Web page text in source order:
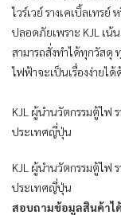
ไวร์เวย์ รางเคเบิ้ลเทรย์
ปลอดภัยเพราะ KJL เน้
สามารถสั่งทำได้ทุกวัสดุ
ไฟฟ้าจะเป็นเรื่องง่ายได้
KJL ผู้นำนวัตกรรมตู้ไฟ
ประเทศญี่ปุ่น
KJL ผู้นำนวัตกรรมตู้ไฟ
ประเทศญี่ปุ่น
สอบถามข้อมูลสินค้าไ